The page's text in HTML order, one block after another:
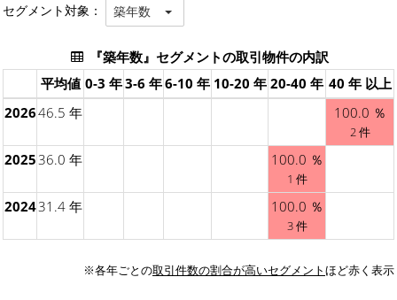
セグメント対象： 築年数
『築年数』セグメントの取引物件の内訳
平均値 0-3 年3-6 年6-10 年 10-20 年 20-40 年 40 年 以上
202646.5 年 100.0 ％
2 件
202536.0 年 100.0 ％
1 件
202431.4 年 100.0 ％
3 件
※各年ごとの取引件数の割合が高いセグメントほど赤く表示